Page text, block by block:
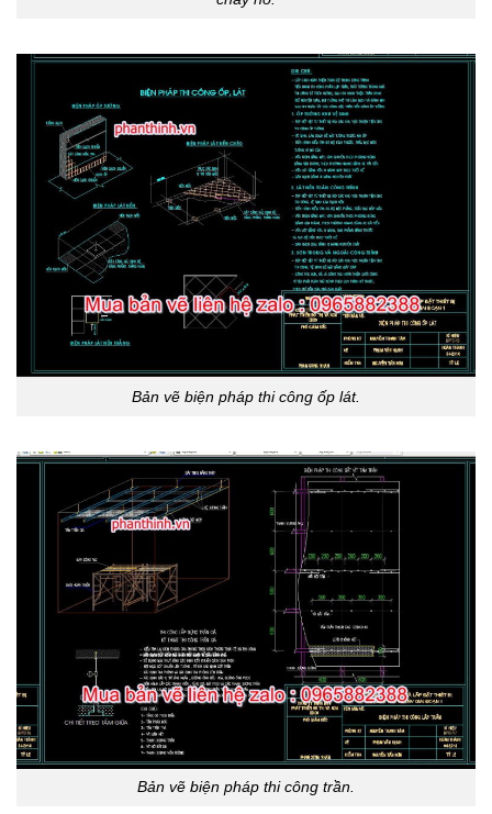
Bản vẽ biện pháp thi công ốp lát.
Bản vẽ biện pháp thi công trần.